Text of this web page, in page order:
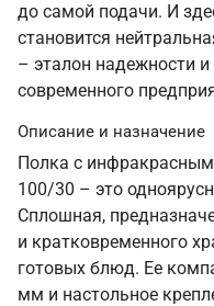
до самой подачи. И
становится
– эталон надежности
современного
Описание и назначение
Полка с
100/30 – это
Сплошная,
и кратковременного
готовых блюд. Ее
мм и настольное